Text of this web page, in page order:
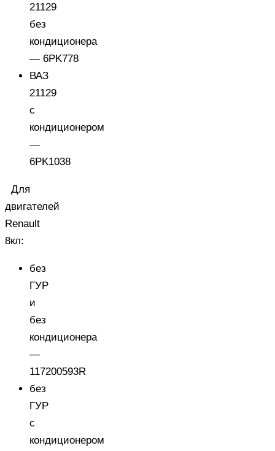
21129
без
кондиционера
— 6PK778
ВАЗ
21129
с
кондиционером
—
6PK1038
Для
двигателей
Renault
8кл:
без
ГУР
и
без
кондиционера
—
117200593R
без
ГУР
с
кондиционером